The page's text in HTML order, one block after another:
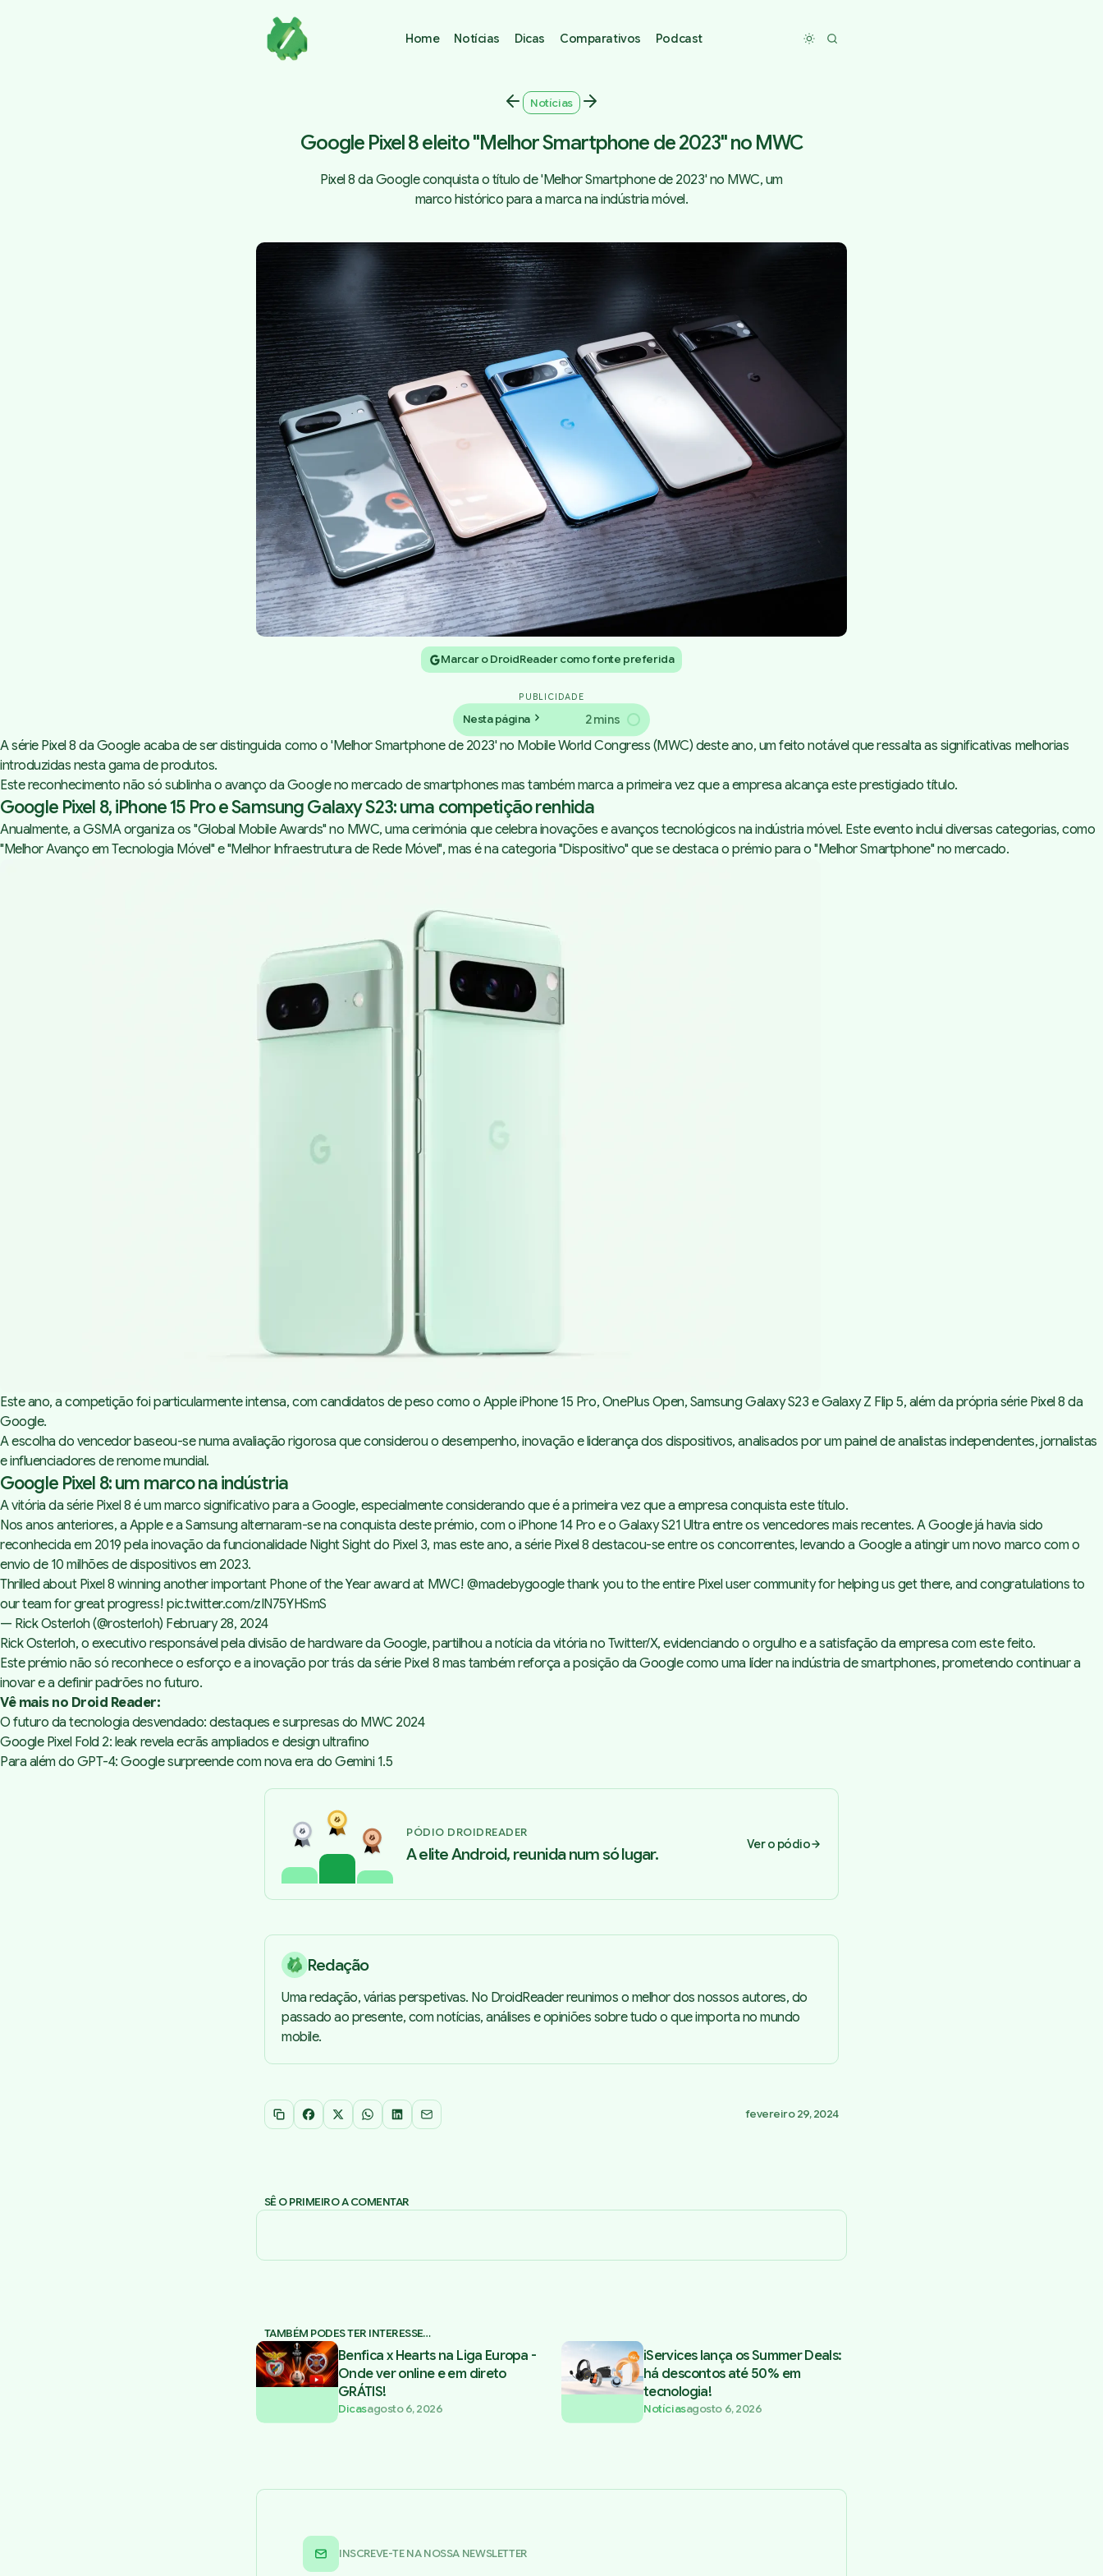
Home Notícias Dicas Comparativos Podcast Toggle dark mode
Notícias
Google Pixel 8 eleito "Melhor Smartphone de 2023" no MWC
Pixel 8 da Google conquista o título de 'Melhor Smartphone de 2023' no MWC, um
marco histórico para a marca na indústria móvel.
Marcar o DroidReader como fonte preferida
PUBLICIDADE
Nesta página 2 mins
A série Pixel 8 da Google acaba de ser distinguida como o 'Melhor Smartphone de 2023' no Mobile World Congress (MWC) deste ano, um feito notável que ressalta as significativas melhorias
introduzidas nesta gama de produtos.
Este reconhecimento não só sublinha o avanço da Google no mercado de smartphones mas também marca a primeira vez que a empresa alcança este prestigiado título.
Google Pixel 8, iPhone 15 Pro e Samsung Galaxy S23: uma competição renhida
Anualmente, a GSMA organiza os"Global Mobile Awards"no MWC, uma cerimónia que celebra inovações e avanços tecnológicos na indústria móvel. Este evento inclui diversas categorias, como
"Melhor Avanço em Tecnologia Móvel" e "Melhor Infraestrutura de Rede Móvel", mas é na categoria "Dispositivo" que se destaca o prémio para o "Melhor Smartphone" no mercado.
Este ano, a competição foi particularmente intensa, com candidatos de peso como o Apple iPhone 15 Pro, OnePlus Open, Samsung Galaxy S23 e Galaxy Z Flip 5, além da própria série Pixel 8 da
Google.
A escolha do vencedor baseou-se numa avaliação rigorosa que considerou o desempenho, inovação e liderança dos dispositivos, analisados por um painel de analistas independentes, jornalistas
e influenciadores de renome mundial.
Google Pixel 8: um marco na indústria
A vitória da série Pixel 8 é um marco significativo para a Google, especialmente considerando que é a primeira vez que a empresa conquista este título.
Nos anos anteriores, a Apple e a Samsung alternaram-se na conquista deste prémio, com o iPhone 14 Pro e o Galaxy S21 Ultra entre os vencedores mais recentes. A Google já havia sido
reconhecida em 2019 pela inovação da funcionalidade Night Sight do Pixel 3, mas este ano, a série Pixel 8 destacou-se entre os concorrentes, levando a Google a atingir um novo marco com o
envio de 10 milhões de dispositivos em 2023.
Thrilled about Pixel 8 winning another important Phone of the Year award at MWC!@madebygooglethank you to the entire Pixel user community for helping us get there, and congratulations to
our team for great progress!pic.twitter.com/zIN75YHSmS
— Rick Osterloh (@rosterloh) February 28, 2024
Rick Osterloh, o executivo responsável pela divisão de hardware da Google, partilhou a notícia da vitória no Twitter/X, evidenciando o orgulho e a satisfação da empresa com este feito.
Este prémio não só reconhece o esforço e a inovação por trás da série Pixel 8 mas também reforça a posição da Google como uma líder na indústria de smartphones, prometendo continuar a
inovar e a definir padrões no futuro.
Vê mais no Droid Reader:
O futuro da tecnologia desvendado: destaques e surpresas do MWC 2024
Google Pixel Fold 2: leak revela ecrãs ampliados e design ultrafino
Para além do GPT-4: Google surpreende com nova era do Gemini 1.5
PÓDIO DROIDREADER
A elite Android, reunida num só lugar. Ver o pódio
Redação
Uma redação, várias perspetivas. No DroidReader reunimos o melhor dos nossos autores, do
passado ao presente, com notícias, análises e opiniões sobre tudo o que importa no mundo
mobile.
Copiar link
Facebook
X WhatsApp
LinkedInEmail fevereiro 29, 2024
SÊ O PRIMEIRO A COMENTAR
TAMBÉM PODES TER INTERESSE…
Benfica x Hearts na Liga Europa -
Onde ver online e em direto
GRÁTIS!
Dicasagosto 6, 2026
iServices lança os Summer Deals:
há descontos até 50% em
tecnologia!
Notíciasagosto 6, 2026
INSCREVE-TE NA NOSSA NEWSLETTER